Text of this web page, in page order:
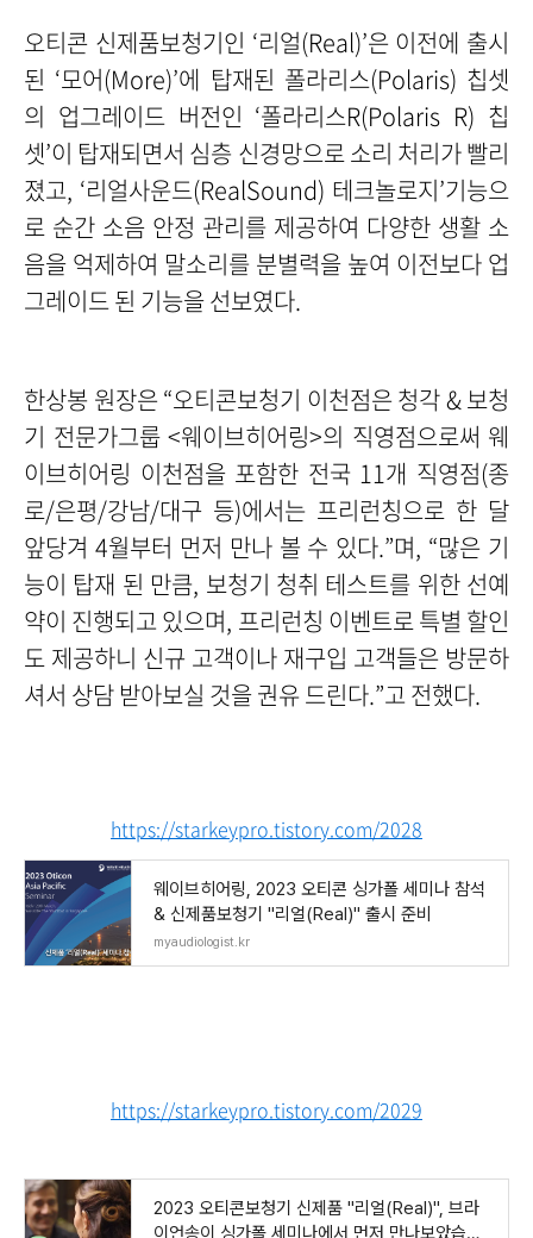
오티콘 신제품보청기인 ‘리얼(Real)’은 이전에 출시
된 ‘모어(More)’에 탑재된 폴라리스(Polaris) 칩셋
의 업그레이드 버전인 ‘폴라리스R(Polaris R) 칩
셋’이 탑재되면서 심층 신경망으로 소리 처리가 빨리
졌고, ‘리얼사운드(RealSound) 테크놀로지’기능으
로 순간 소음 안정 관리를 제공하여 다양한 생활 소
음을 억제하여 말소리를 분별력을 높여 이전보다 업
그레이드 된 기능을 선보였다.
한상봉 원장은 “오티콘보청기 이천점은 청각 & 보청
기 전문가그룹 <웨이브히어링>의 직영점으로써 웨
이브히어링 이천점을 포함한 전국 11개 직영점(종
로/은평/강남/대구 등)에서는 프리런칭으로 한 달
앞당겨 4월부터 먼저 만나 볼 수 있다.”며, “많은 기
능이 탑재 된 만큼, 보청기 청취 테스트를 위한 선예
약이 진행되고 있으며, 프리런칭 이벤트로 특별 할인
도 제공하니 신규 고객이나 재구입 고객들은 방문하
셔서 상담 받아보실 것을 권유 드린다.”고 전했다.
https://starkeypro.tistory.com/2028
웨이브히어링, 2023 오티콘 싱가폴 세미나 참석
& 신제품보청기 "리얼(Real)" 출시 준비
myaudiologist.kr
https://starkeypro.tistory.com/2029
2023 오티콘보청기 신제품 "리얼(Real)", 브라
이언송이 싱가폴 세미나에서 먼저 만나보았습니